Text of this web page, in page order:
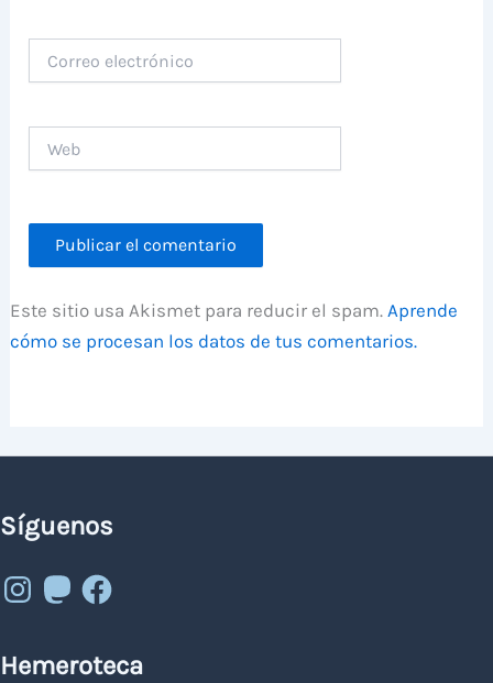
electrónico
Este sitio usa Akismet para reducir el spam.Aprende
cómo se procesan los datos de tus comentarios.
Síguenos
Instagram
MastodonFacebook
Hemeroteca